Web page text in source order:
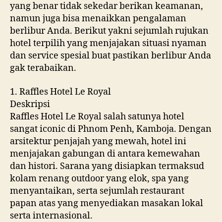
yang benar tidak sekedar berikan keamanan,
namun juga bisa menaikkan pengalaman
berlibur Anda. Berikut yakni sejumlah rujukan
hotel terpilih yang menjajakan situasi nyaman
dan service spesial buat pastikan berlibur Anda
gak terabaikan.
1. Raffles Hotel Le Royal
Deskripsi
Raffles Hotel Le Royal salah satunya hotel
sangat iconic di Phnom Penh, Kamboja. Dengan
arsitektur penjajah yang mewah, hotel ini
menjajakan gabungan di antara kemewahan
dan histori. Sarana yang disiapkan termaksud
kolam renang outdoor yang elok, spa yang
menyantaikan, serta sejumlah restaurant
papan atas yang menyediakan masakan lokal
serta internasional.